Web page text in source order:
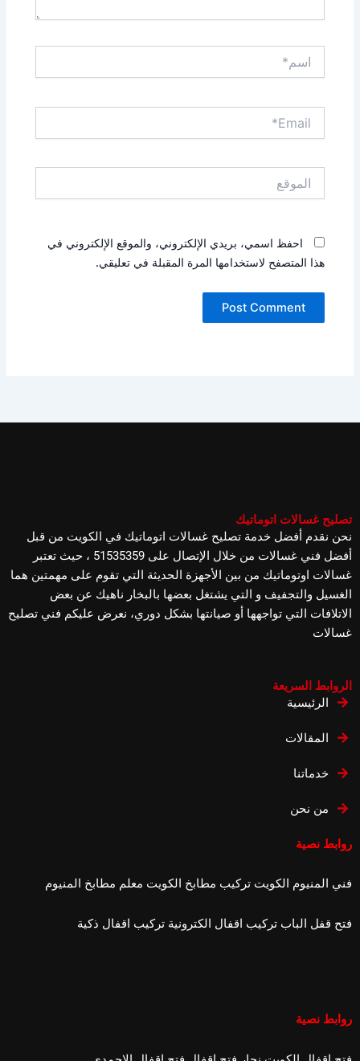
احفظ اسمي، بريدي الإلكتروني، والموقع الإلكتروني في
هذا المتصفح لاستخدامها المرة المقبلة في تعليقي.
تصليح غسالات اتوماتيك
نحن نقدم أفضل خدمة تصليح غسالات اتوماتيك في الكويت من قبل
أفضل فني غسالات من خلال الإتصال على 51535359 ، حيث تعتبر
غسالات اوتوماتيك من بين الأجهزة الحديثة التي تقوم على مهمتين هما
الغسيل والتجفيف و التي يشتغل بعضها بالبخار ناهيك عن بعض
الاتلافات التي تواجهها أو صيانتها بشكل دوري، نعرض عليكم فني تصليح
غسالات
الروابط السريعة
الرئيسية
المقالات
خدماتنا
من نحن
روابط نصية
فني المنيوم الكويت تركيب مطابخ الكويت معلم مطابخ المنيوم
فتح قفل الباب تركيب اقفال الكترونية تركيب اقفال ذكية
روابط نصية